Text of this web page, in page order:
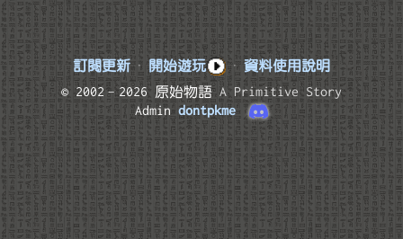
訂閱更新 · 開始遊玩 · 資料使用說明
© 2002–2026 原始物語 A Primitive Story
Admin dontpkme